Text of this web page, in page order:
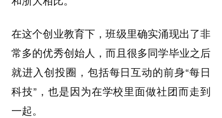
在这个创业教育下，班级里确实涌现出了非
常多的优秀创始人，而且很多同学毕业之后
就进入创投圈，包括每日互动的前身“每日
科技”，也是因为在学校里面做社团而走到
一起。